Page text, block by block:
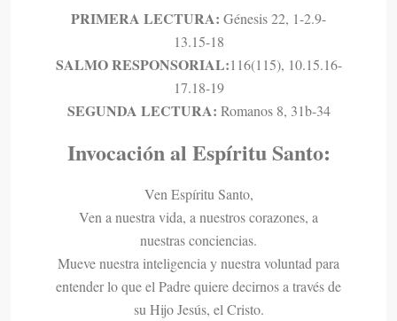
PRIMERA LECTURA: Génesis 22, 1-2.9-
13.15-18
SALMO RESPONSORIAL:116(115), 10.15.16-
17.18-19
SEGUNDA LECTURA: Romanos 8, 31b-34
Invocación al Espíritu Santo:
Ven Espíritu Santo,
Ven a nuestra vida, a nuestros corazones, a
nuestras conciencias.
Mueve nuestra inteligencia y nuestra voluntad para
entender lo que el Padre quiere decirnos a través de
su Hijo Jesús, el Cristo.